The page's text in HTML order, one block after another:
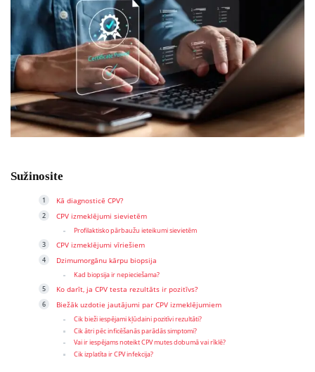
Sužinosite
Kā diagnosticē CPV?
CPV izmeklējumi sievietēm
Profilaktisko pārbaužu ieteikumi sievietēm
CPV izmeklējumi vīriešiem
Dzimumorgānu kārpu biopsija
Kad biopsija ir nepieciešama?
Ko darīt, ja CPV testa rezultāts ir pozitīvs?
Biežāk uzdotie jautājumi par CPV izmeklējumiem
Cik bieži iespējami kļūdaini pozitīvi rezultāti?
Cik ātri pēc inficēšanās parādās simptomi?
Vai ir iespējams noteikt CPV mutes dobumā vai rīklē?
Cik izplatīta ir CPV infekcija?